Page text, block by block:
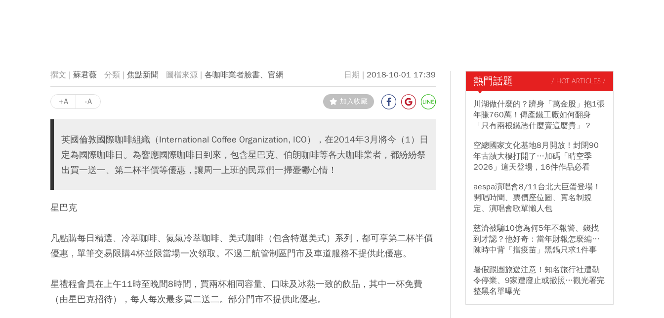
蘇君薇 焦點新聞 各咖啡業者臉書、官網 2018-10-01 17:39
+A -A 加入收藏
英國倫敦國際咖啡組織（International Coffee Organization, ICO），在2014年3月將今（1）日
定為國際咖啡日。為響應國際咖啡日到來，包含星巴克、伯朗咖啡等各大咖啡業者，都紛紛祭
出買一送一、第二杯半價等優惠，讓周一上班的民眾們一掃憂鬱心情！
星巴克
凡點購每日精選、冷萃咖啡、氮氣冷萃咖啡、美式咖啡（包含特選美式）系列，都可享第二杯半價
優惠，單筆交易限購4杯並限當場一次領取。不過二航管制區門市及車道服務不提供此優惠。
星禮程會員在上午11時至晚間8時間，買兩杯相同容量、口味及冰熱一致的飲品，其中一杯免費
（由星巴克招待），每人每次最多買二送二。部分門市不提供此優惠。
熱門話題 / HOT ARTICLES /
川湖做什麼的？躋身「萬金股」抱1張
年賺760萬！傳產鐵工廠如何翻身
「只有兩根鐵憑什麼賣這麼貴」？
空總國家文化基地8月開放！封閉90
年古蹟大樓打開了…加碼「晴空季
2026」這天登場，16件作品必看
aespa演唱會8/11台北大巨蛋登場！
開唱時間、票價座位圖、實名制規
定、演唱會歌單懶人包
慈濟被騙10億為何5年不報警、錢找
到才認？他好奇：當年財報怎麼編…
陳時中背「擋疫苗」黑鍋只求1件事
暑假跟團旅遊注意！知名旅行社遭勒
令停業、9家遭廢止或撤照…觀光署完
整黑名單曝光